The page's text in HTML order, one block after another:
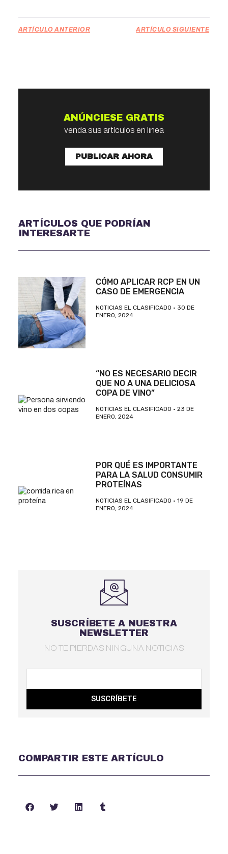
ARTÍCULO ANTERIOR ARTÍCULO SIGUIENTE
ANÚNCIESE GRATIS
venda sus artículos en linea
PUBLICAR AHORA
ARTÍCULOS QUE PODRÍAN
INTERESARTE
CÓMO APLICAR RCP EN UN
CASO DE EMERGENCIA
NOTICIAS EL CLASIFICADO
30 DE
ENERO, 2024
“NO ES NECESARIO DECIR
QUE NO A UNA DELICIOSA
COPA DE VINO”
NOTICIAS EL CLASIFICADO
23 DE
ENERO, 2024
POR QUÉ ES IMPORTANTE
PARA LA SALUD CONSUMIR
PROTEÍNAS
NOTICIAS EL CLASIFICADO
19 DE
ENERO, 2024
SUSCRÍBETE A NUESTRA
NEWSLETTER
NO TE PIERDAS NINGUNA NOTICIAS
SUSCRÍBETE
COMPARTIR ESTE ARTÍCULO